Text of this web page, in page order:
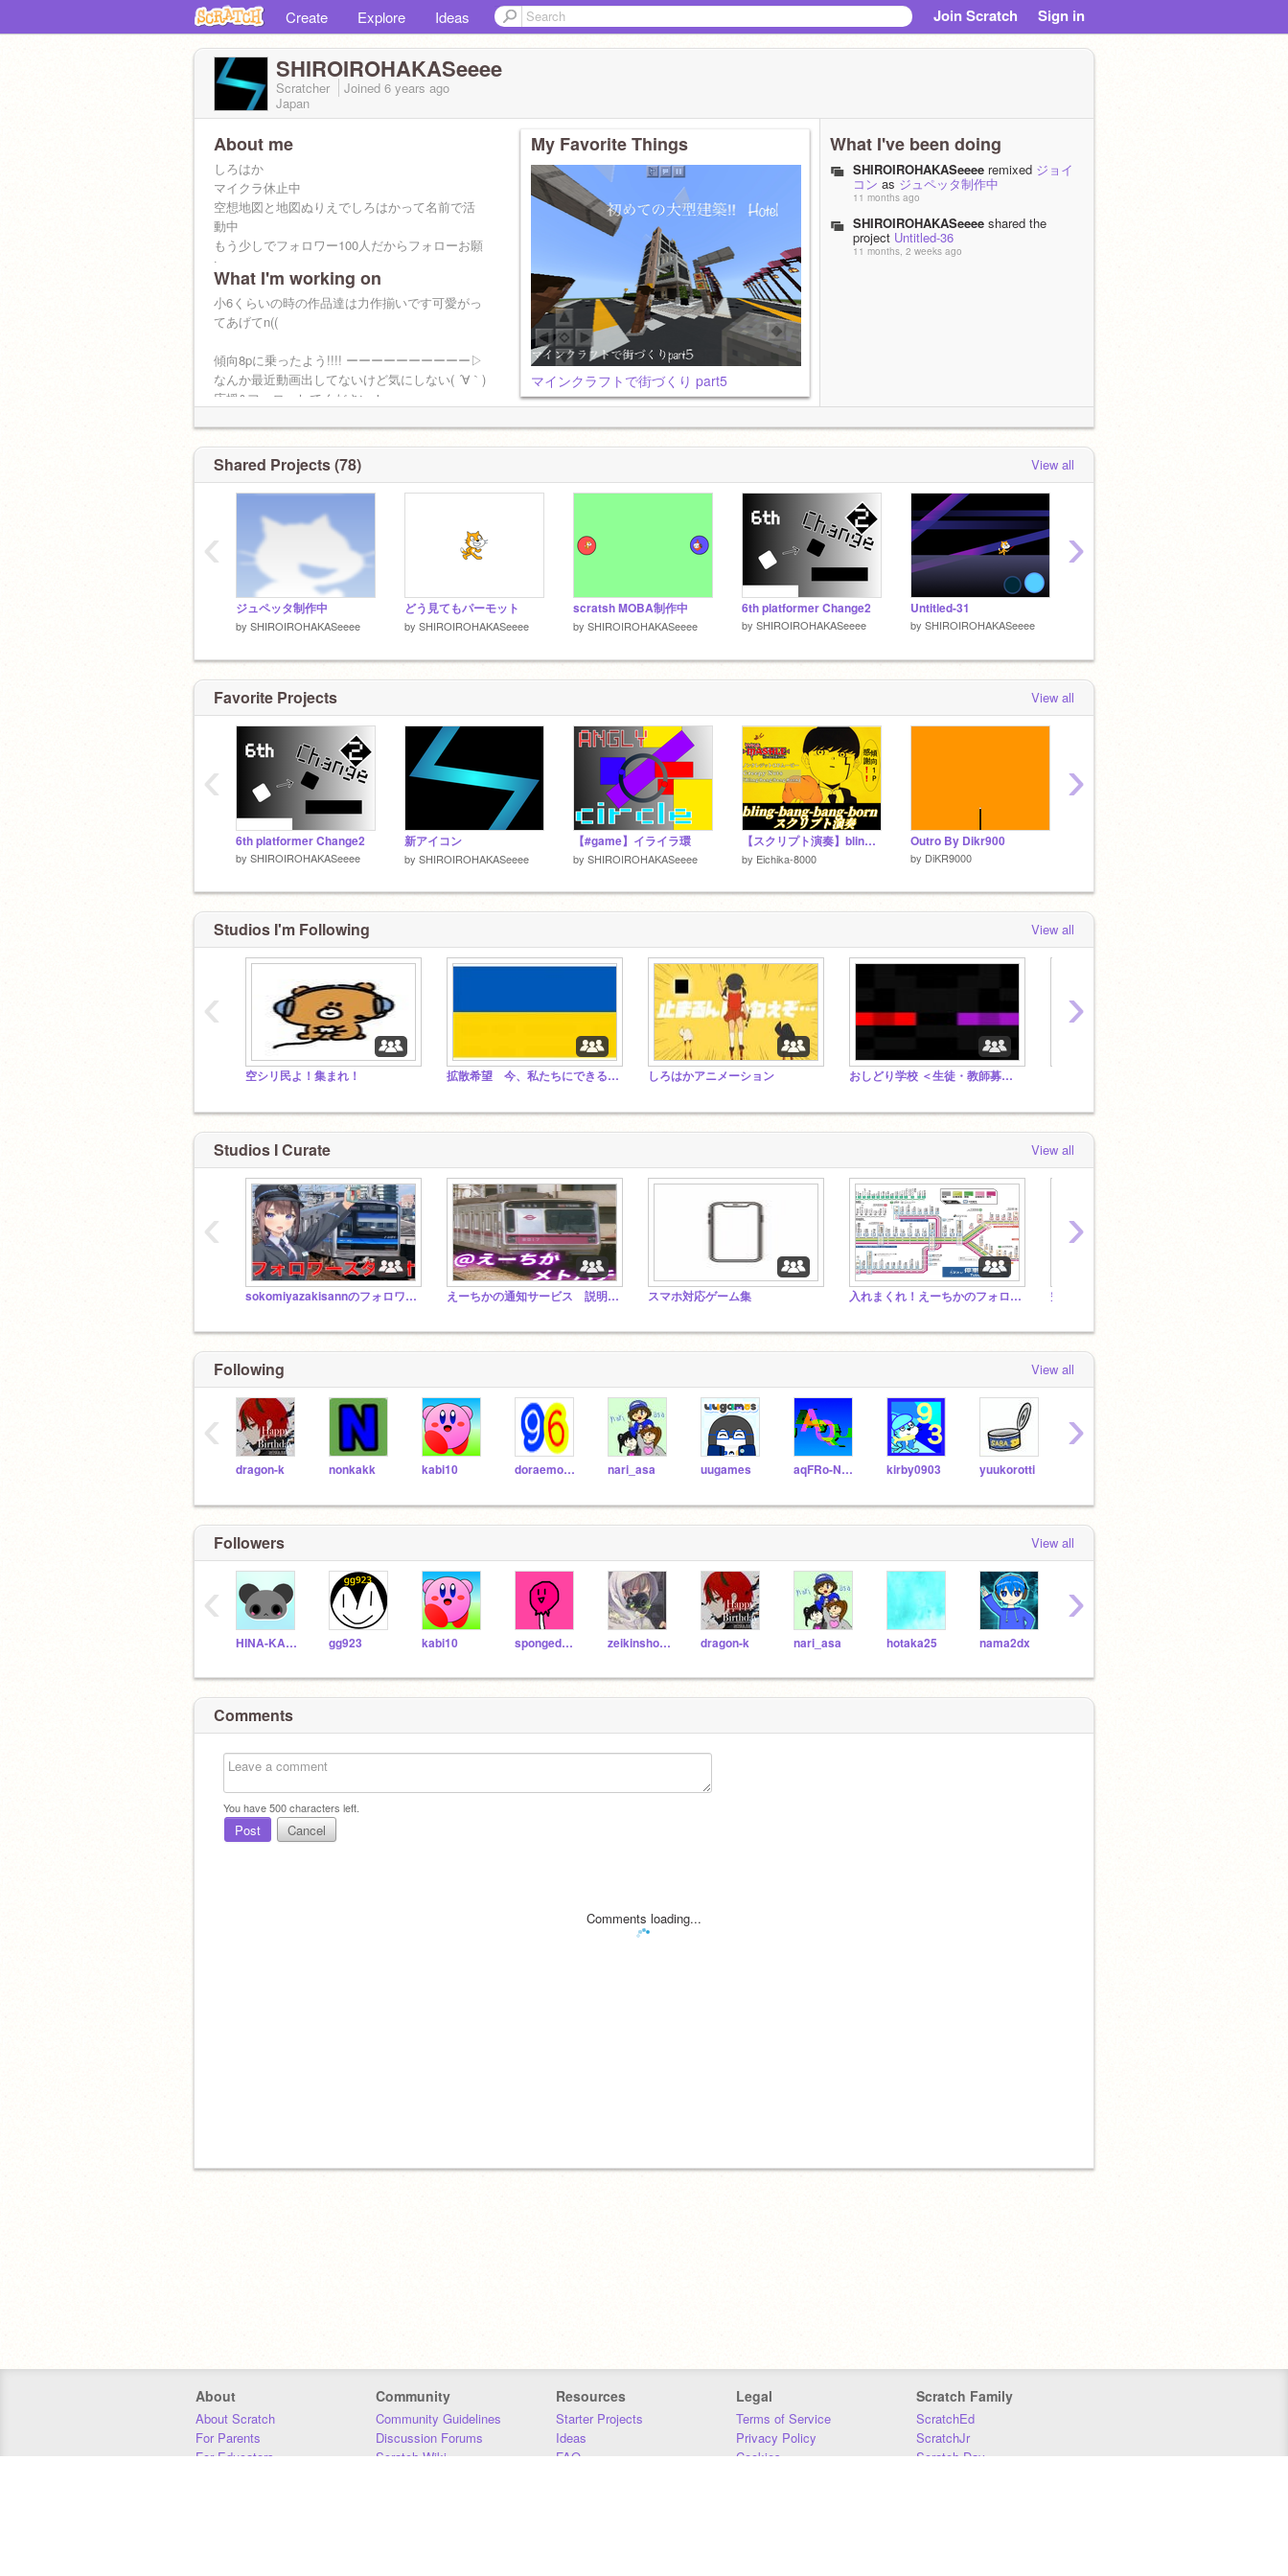
Create Explore Ideas Join Scratch Sign in
SHIROIROHAKASeeee
Scratcher Joined 6 years ago
Japan
About me
しろはか
マイクラ休止中
空想地図と地図ぬりえでしろはかって名前で活
動中
もう少しでフォロワー100人だからフォローお願
い
中学生です！我々は人間さ〜(°▽°)
@KENSETSUinc451104
スク友は全然受け付けれますー♬
スク友
@asubann
弟子
@suiyuuma
リア友
@sutanngann
@omosgeme
What I'm working on
小6くらいの時の作品達は力作揃いです可愛がっ
てあげてn((
傾向8pに乗ったよう!!!! ーーーーーーーーーー▷
なんか最近動画出してないけど気にしない( ´∀｀)
応援&フォローしてください！
クリスマスプロジェクトです
https://scratch.mit.edu/projects/598516702/
宣伝は一応いいですよ。望ましくはないです
My Favorite Things
マインクラフトで街づくり part5
What I've been doing
SHIROIROHAKASeeee remixed ジョイ
コン as ジュペッタ制作中
11 months ago
SHIROIROHAKASeeee shared the
project Untitled-36
11 months, 2 weeks ago
Shared Projects (78) View all
ジュペッタ制作中
by SHIROIROHAKASeeee
どう見てもパーモット
by SHIROIROHAKASeeee
scratsh MOBA制作中
by SHIROIROHAKASeeee
6th platformer Change2
by SHIROIROHAKASeeee
Untitled-31
by SHIROIROHAKASeeee
‹ ›
Favorite Projects View all
6th platformer Change2
by SHIROIROHAKASeeee
新アイコン
by SHIROIROHAKASeeee
【#game】イライラ環
by SHIROIROHAKASeeee
【スクリプト演奏】bling-bang-bang-born
by Eichika-8000
Outro By Dikr900
by DiKR9000
‹ ›
Studios I'm Following View all
空シリ民よ！集まれ！ 拡散希望 今、私たちにできること しろはかアニメーション おしどり学校 ＜生徒・教師募集＞ ＜拡散希望＞＜スタジオフォロー希望＞#tutorial
‹ ›
Studios I Curate View all
sokomiyazakisannのフォロワー様スタジオ えーちかの通知サービス 説明必読 スマホ対応ゲーム集 入れまくれ！えーちかのフォロワースタジオ 空シリ民よ！集まれ！
‹ ›
Following View all
dragon-k nonkakk kabi10 doraemonzuki nari_asa uugames aqFRo-NOAZOCS kirby0903 yuukorotti
‹ ›
Followers View all
HINA-KAPPA gg923 kabi10 spongedod2 zeikinshotogun dragon-k nari_asa hotaka25 nama2dx
‹ ›
Comments
You have500characters left.
Post Cancel
Comments loading...
About
About Scratch
For Parents
For Educators
Community
Community Guidelines
Discussion Forums
Scratch Wiki
Resources
Starter Projects
Ideas
FAQ
Legal
Terms of Service
Privacy Policy
Cookies
Scratch Family
ScratchEd
ScratchJr
Scratch Day